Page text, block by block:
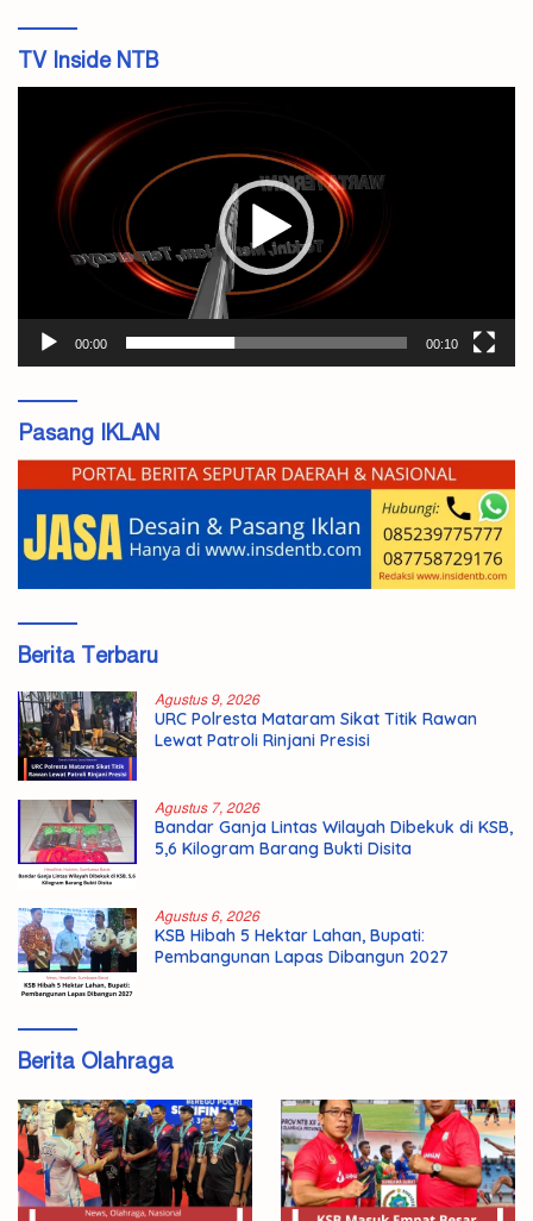
TV Inside NTB
00:00 00:10
Pasang IKLAN
Berita Terbaru
Agustus 9, 2026
URC Polresta Mataram Sikat Titik Rawan
Lewat Patroli Rinjani Presisi
Agustus 7, 2026
Bandar Ganja Lintas Wilayah Dibekuk di KSB,
5,6 Kilogram Barang Bukti Disita
Agustus 6, 2026
KSB Hibah 5 Hektar Lahan, Bupati:
Pembangunan Lapas Dibangun 2027
Berita Olahraga